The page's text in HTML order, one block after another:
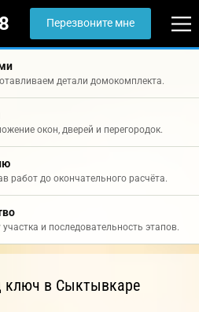
Перезвоните мне
детали домокомплекта.
окон, дверей и перегородок.
работ до окончательного расчёта.
и последовательность этапов.
ключ в Сыктывкаре